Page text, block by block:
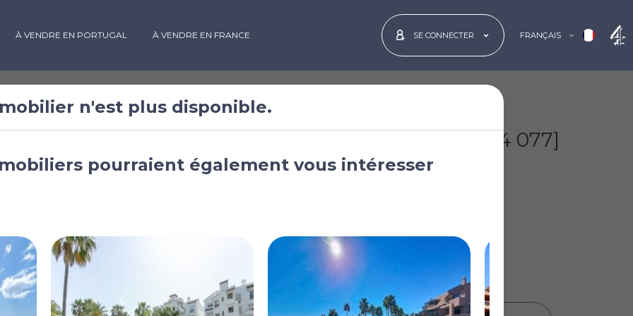
À VENDRE EN PORTUGAL À VENDRE EN FRANCE SE CONNECTER FRANÇAIS
à
[£914 077]
n'est plus disponible.
pourraient également vous intéresser